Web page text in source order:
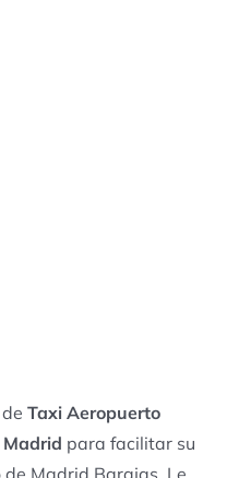
Taxi Aeropuerto
para facilitar su
Madrid Barajas. Le